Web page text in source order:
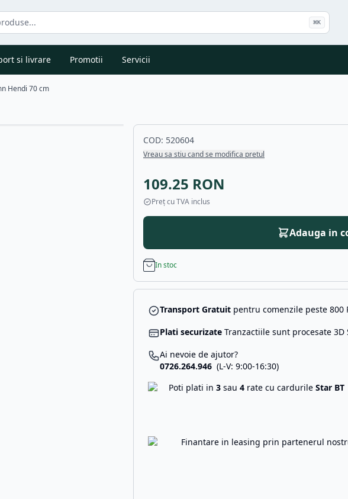
⌘K
si livrare Promotii Servicii
Hendi 70 cm
COD: 520604
Vreau sa stiu cand se modifica pretul
109.25 RON
Preț cu TVA inclus
Adauga in
In stoc
Transport Gratuit pentru comenzile peste
Plati securizate Tranzactiile sunt procesate 3D
Ai nevoie de ajutor?
0726.264.946 (L-V: 9:00-16:30)
Poti plati in 3 sau 4 rate cu cardurile Star BT
Finantare in leasing prin partenerul